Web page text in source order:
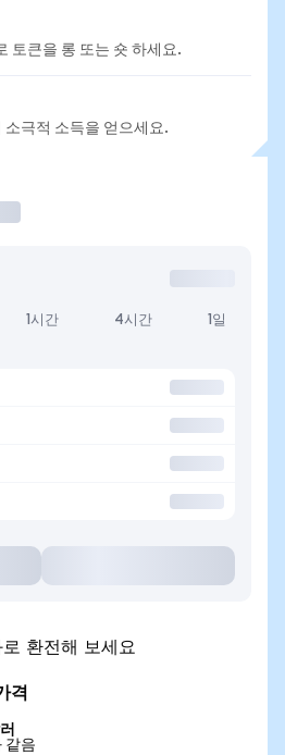
토큰을 롱 또는 숏 하세요.
소극적 소득을 얻으세요.
1시간 4시간 1일
환전해 보세요
격
같음